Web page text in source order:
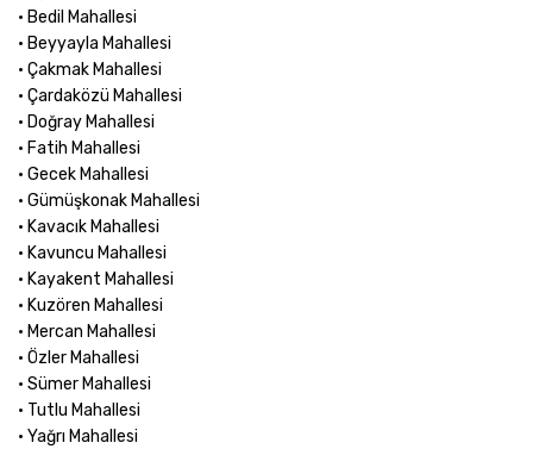
• Bedil Mahallesi
• Beyyayla Mahallesi
• Çakmak Mahallesi
• Çardaközü Mahallesi
• Doğray Mahallesi
• Fatih Mahallesi
• Gecek Mahallesi
• Gümüşkonak Mahallesi
• Kavacık Mahallesi
• Kavuncu Mahallesi
• Kayakent Mahallesi
• Kuzören Mahallesi
• Mercan Mahallesi
• Özler Mahallesi
• Sümer Mahallesi
• Tutlu Mahallesi
• Yağrı Mahallesi